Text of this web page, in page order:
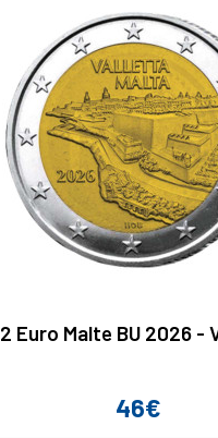
2 Euro Malte BU 2026 -
Prix
46€